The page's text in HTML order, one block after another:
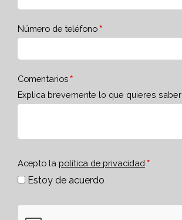
Número de teléfono
Comentarios
Explica brevemente lo que quieres saber
Acepto la política de privacidad
Estoy de acuerdo